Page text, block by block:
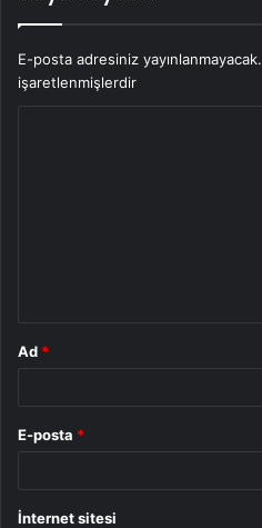
E-posta adresiniz yayınlanmayacak.
işaretlenmişlerdir
Ad *
E-posta *
İnternet sitesi